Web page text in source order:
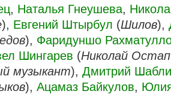
, Наталья Гнеушева,
), Евгений Штырбул (Шилов),
), Фаридуншо
Шингарев (Николай
музыкант), Дмитрий
), Ацамаз Байкулов,